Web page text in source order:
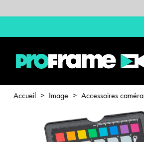
Accueil > Image > Accessoires caméra